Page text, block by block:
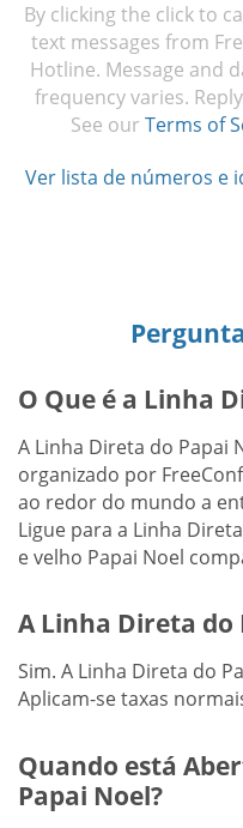
By clicking the click to
text messages from
Hotline. Message and
frequency varies.
See our Terms of
Ver lista de números e
O Que é a Linha
A Linha Direta do Papai
organizado por
ao redor do mundo a
Ligue para a Linha
e velho Papai Noel
A Linha Direta do
Sim. A Linha Direta do
Aplicam-se taxas
Quando está
Papai Noel?